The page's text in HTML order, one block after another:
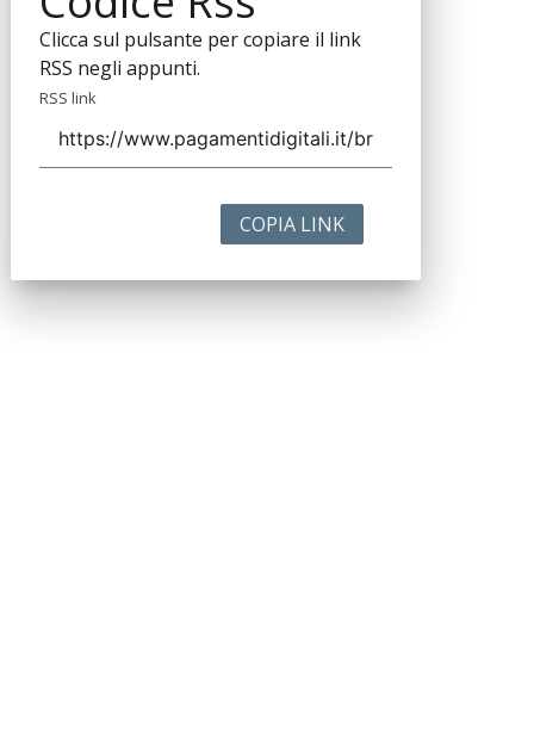
Clicca sul pulsante per copiare il link
RSS negli appunti.
RSS link
COPIA LINK